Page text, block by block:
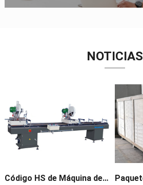
NOTICIAS
Código HS de Máquina de Ventanas de Aluminio y UPVC